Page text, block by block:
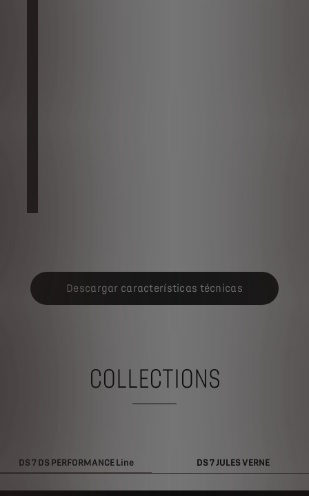
Descargar características técnicas
COLLECTIONS
DS 7 DS PERFORMANCE Line DS 7 JULES VERNE